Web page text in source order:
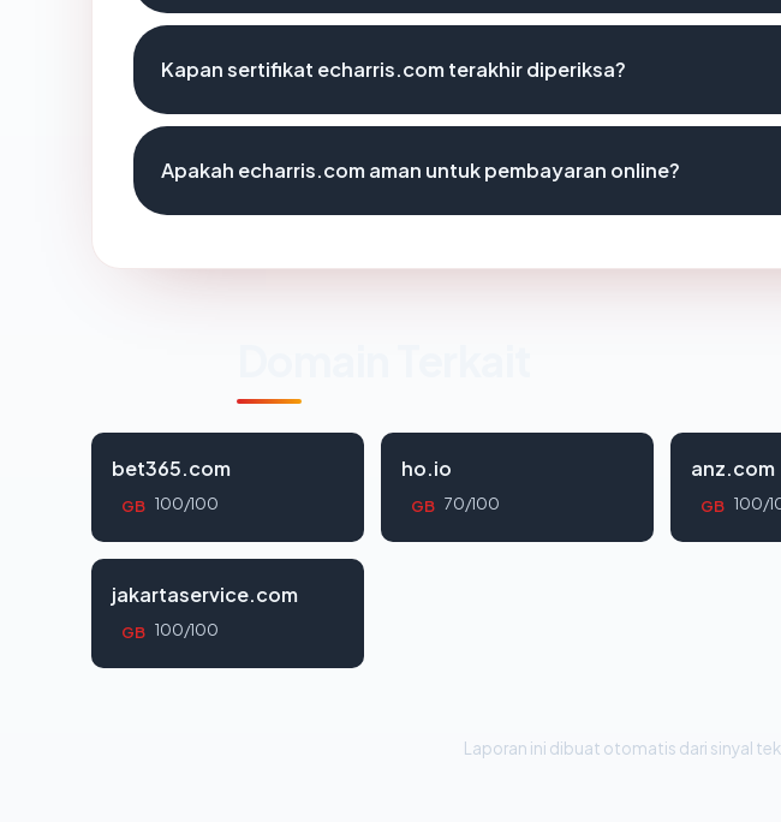
Kapan sertifikat echarris.com terakhir diperiksa?
Apakah echarris.com aman untuk pembayaran online?
bet365.com
GB 100/100
ho.io
GB 70/100
anz.com
GB 100/
jakartaservice.com
GB 100/100
Laporan ini dibuat otomatis dari sinyal